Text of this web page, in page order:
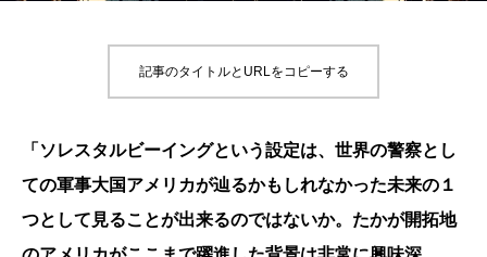
記事のタイトルとURLをコピーする
「ソレスタルビーイングという設定は、世界の警察とし
ての軍事大国アメリカが辿るかもしれなかった未来の１
つとして見ることが出来るのではないか。たかが開拓地